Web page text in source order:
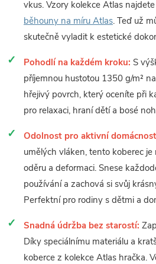
vkus. Vzory kolekce Atlas
běhouny na míru Atlas. Teď už
skutečně vyladit k estetické
Pohodlí na každém kroku: S
příjemnou hustotou 1350 g/m²
hřejivý povrch, který oceníte při
pro relaxaci, hraní dětí a bosé
Odolnost pro aktivní
umělých vláken, tento koberec
oděru a deformaci. Snese
používání a zachová si svůj
Perfektní pro rodiny s dětmi a
Snadná údržba bez starostí:
Díky speciálnímu materiálu a
koberce z kolekce Atlas hračka.